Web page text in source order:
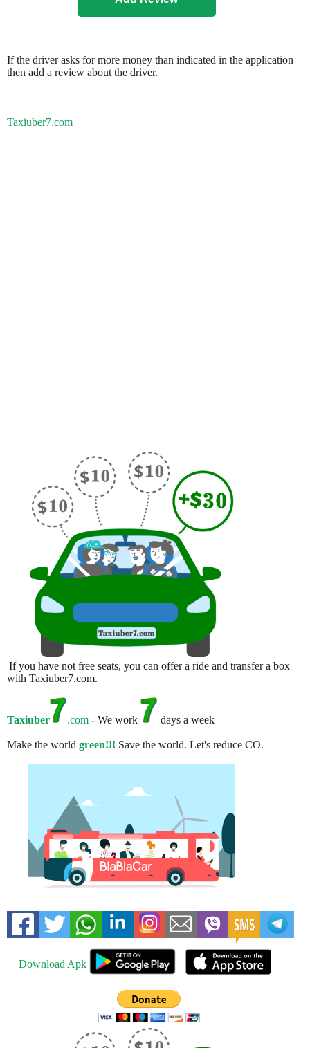
If the driver asks for more money than indicated in the application
then add a review about the driver.
Taxiuber7.com
If you have not free seats, you can offer a ride and transfer a box
with Taxiuber7.com.
Taxiuber .com - We work days a week
Make the world green!!! Save the world. Let's reduce CO.
Download Apk